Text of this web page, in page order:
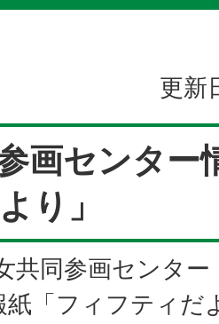
更新
画センター
り」
共同参画センタ
紙「フィフティだ